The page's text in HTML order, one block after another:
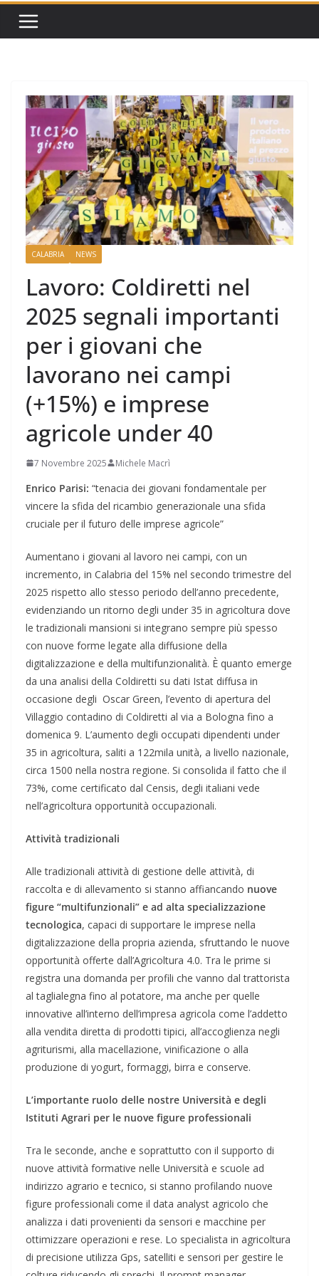
CALABRIA NEWS
Lavoro: Coldiretti nel
2025 segnali importanti
per i giovani che
lavorano nei campi
(+15%) e imprese
agricole under 40
7 Novembre 2025 Michele Macrì
Enrico Parisi: “tenacia dei giovani fondamentale per
vincere la sfida del ricambio generazionale una sfida
cruciale per il futuro delle imprese agricole”
Aumentano i giovani al lavoro nei campi, con un
incremento, in Calabria del 15% nel secondo trimestre del
2025 rispetto allo stesso periodo dell’anno precedente,
evidenziando un ritorno degli under 35 in agricoltura dove
le tradizionali mansioni si integrano sempre più spesso
con nuove forme legate alla diffusione della
digitalizzazione e della multifunzionalità. È quanto emerge
da una analisi della Coldiretti su dati Istat diffusa in
occasione degli Oscar Green, l’evento di apertura del
Villaggio contadino di Coldiretti al via a Bologna fino a
domenica 9. L’aumento degli occupati dipendenti under
35 in agricoltura, saliti a 122mila unità, a livello nazionale,
circa 1500 nella nostra regione. Si consolida il fatto che il
73%, come certificato dal Censis, degli italiani vede
nell’agricoltura opportunità occupazionali.
Attività tradizionali
Alle tradizionali attività di gestione delle attività, di
raccolta e di allevamento si stanno affiancando nuove
figure “multifunzionali” e ad alta specializzazione
tecnologica, capaci di supportare le imprese nella
digitalizzazione della propria azienda, sfruttando le nuove
opportunità offerte dall’Agricoltura 4.0. Tra le prime si
registra una domanda per profili che vanno dal trattorista
al taglialegna fino al potatore, ma anche per quelle
innovative all’interno dell’impresa agricola come l’addetto
alla vendita diretta di prodotti tipici, all’accoglienza negli
agriturismi, alla macellazione, vinificazione o alla
produzione di yogurt, formaggi, birra e conserve.
L’importante ruolo delle nostre Università e degli
Istituti Agrari per le nuove figure professionali
Tra le seconde, anche e soprattutto con il supporto di
nuove attività formative nelle Università e scuole ad
indirizzo agrario e tecnico, si stanno profilando nuove
figure professionali come il data analyst agricolo che
analizza i dati provenienti da sensori e macchine per
ottimizzare operazioni e rese. Lo specialista in agricoltura
di precisione utilizza Gps, satelliti e sensori per gestire le